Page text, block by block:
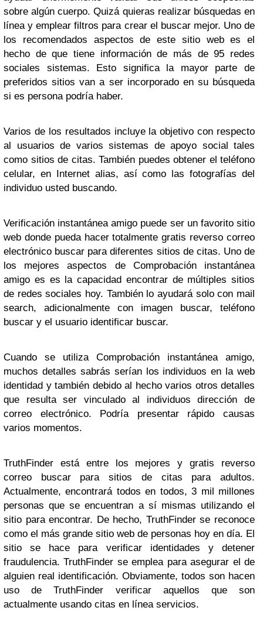
sobre algún cuerpo. Quizá quieras realizar búsquedas en
línea y emplear filtros para crear el buscar mejor. Uno de
los recomendados aspectos de este sitio web es el
hecho de que tiene información de más de 95 redes
sociales sistemas. Esto significa la mayor parte de
preferidos sitios van a ser incorporado en su búsqueda
si es persona podría haber.
Varios de los resultados incluye la objetivo con respecto
al usuarios de varios sistemas de apoyo social tales
como sitios de citas. También puedes obtener el teléfono
celular, en Internet alias, así como las fotografías del
individuo usted buscando.
Verificación instantánea amigo puede ser un favorito sitio
web donde pueda hacer totalmente gratis reverso correo
electrónico buscar para diferentes sitios de citas. Uno de
los mejores aspectos de Comprobación instantánea
amigo es es la capacidad encontrar de múltiples sitios
de redes sociales hoy. También lo ayudará solo con mail
search, adicionalmente con imagen buscar, teléfono
buscar y el usuario identificar buscar.
Cuando se utiliza Comprobación instantánea amigo,
muchos detalles sabrás serían los individuos en la web
identidad y también debido al hecho varios otros detalles
que resulta ser vinculado al individuos dirección de
correo electrónico. Podría presentar rápido causas
varios momentos.
TruthFinder está entre los mejores y gratis reverso
correo buscar para sitios de citas para adultos.
Actualmente, encontrará todos en todos, 3 mil millones
personas que se encuentran a sí mismas utilizando el
sitio para encontrar. De hecho, TruthFinder se reconoce
como el más grande sitio web de personas hoy en día. El
sitio se hace para verificar identidades y detener
fraudulencia. TruthFinder se emplea para asegurar el de
alguien real identificación. Obviamente, todos son hacen
uso de TruthFinder verificar aquellos que son
actualmente usando citas en línea servicios.